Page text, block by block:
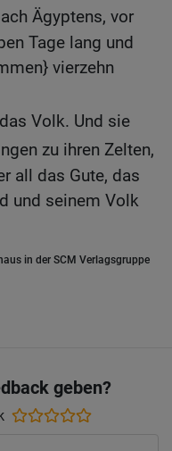
Ägyptens, vor
Tage lang und
vierzehn
Volk. Und sie
zu ihren Zelten,
all das Gute, das
und seinem Volk
in der SCM Verlagsgruppe
geben?